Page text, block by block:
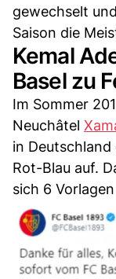
gewechselt
Saison die
Kemal
Basel zu
Im Sommer
Neuchâtel
in
Rot-Blau auf.
sich 6